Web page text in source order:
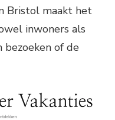
Bristol maakt het
inwoners als
of de